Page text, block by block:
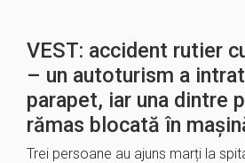
VEST: accident rutier
– un autoturism a
parapet, iar una dintre
rămas blocată în
Trei persoane au ajuns marți la